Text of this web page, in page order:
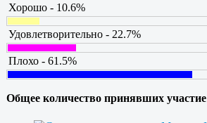
Хорошо - 10.6%
Удовлетворительно - 22.7%
Плохо - 61.5%
Общее количество принявших участие